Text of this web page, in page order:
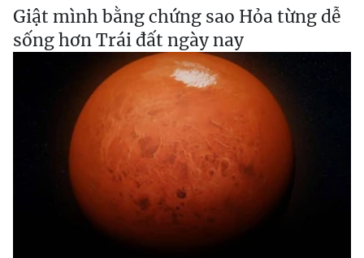
Giật mình bằng chứng sao Hỏa từng dễ
sống hơn Trái đất ngày nay